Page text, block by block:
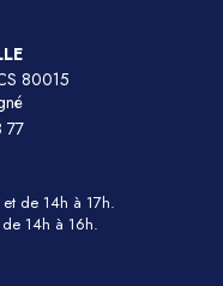
80015
77
de 14h à 17h.
14h à 16h.